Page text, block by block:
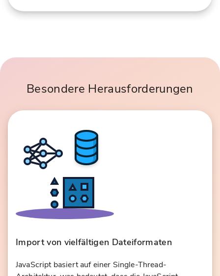
Besondere Herausforderungen
Import von vielfältigen Dateiformaten
JavaScript basiert auf einer Single-Thread-